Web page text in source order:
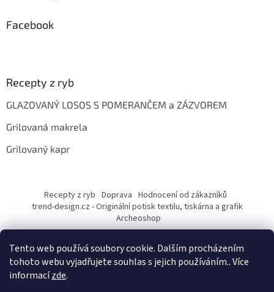
Tento web používá soubory cookie. Dalším procházením
tohoto webu vyjadřujete souhlas s jejich používáním.. Více
informacízde.
Facebook
Recepty z ryb
GLAZOVANÝ LOSOS S POMERANČEM a ZÁZVOREM
Grilovaná makrela
Grilovaný kapr
Recepty z ryb Doprava Hodnocení od zákazníků
trend-design.cz - Originální potisk textilu, tiskárna a grafik
Archeoshop